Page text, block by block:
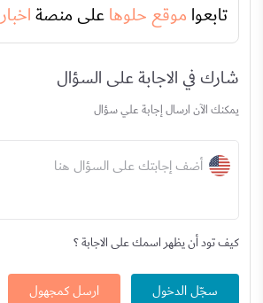
تابعوا موقع حلوهاعلى منصة
شارك في الاجابة على السؤال
يمكنك الآن ارسال إجابة علي سؤال
أضف إجابتك على السؤال هنا
كيف تود أن يظهر اسمك على الاجابة ؟
سجّل الدخول ارسل كمجهول